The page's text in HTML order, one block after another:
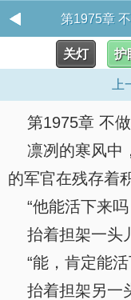
第1975章
关灯 护
第1975章 不
凛冽的寒风中
的军官在残存着
“他能活下来吗
抬着担架一头
“能，肯定能活
抬着担架另一